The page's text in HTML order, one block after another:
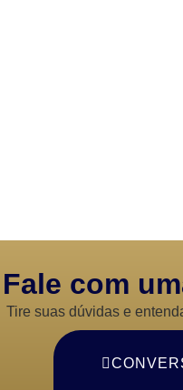
Fale com
Tire suas dúvidas e